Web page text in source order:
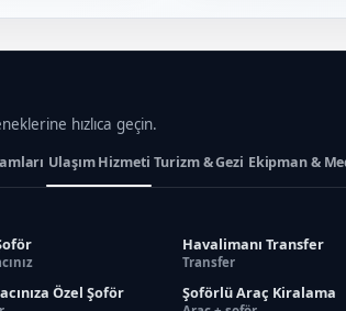
hızlıca geçin.
Ulaşım Hizmeti Turizm & Gezi Ekipman &
Havalimanı Transfer
Transfer
Özel Şoför Şoförlü Araç Kiralama